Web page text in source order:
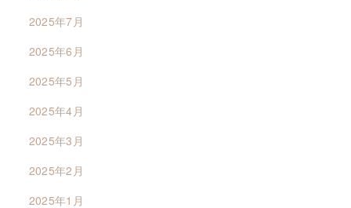
2025年7月
2025年6月
2025年5月
2025年4月
2025年3月
2025年2月
2025年1月